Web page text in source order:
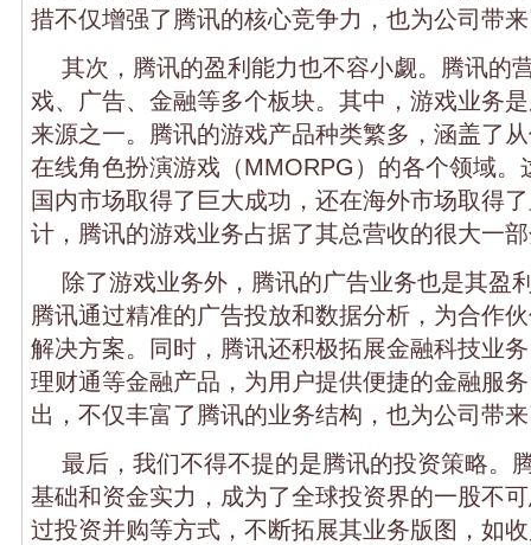
措不仅增强了腾讯的核心竞争力，也为公司带
其次，腾讯的盈利能力也不容小觑。腾讯的
戏、广告、金融等多个板块。其中，游戏业务
来源之一。腾讯的游戏产品种类繁多，涵盖了
在线角色扮演游戏（MMORPG）的各个领域。
国内市场取得了巨大成功，还在海外市场取得
计，腾讯的游戏业务占据了其总营收的很大一
除了游戏业务外，腾讯的广告业务也是其盈
腾讯通过精准的广告投放和数据分析，为合作
解决方案。同时，腾讯还积极拓展金融科技业
理财通等金融产品，为用户提供便捷的金融服
出，不仅丰富了腾讯的业务结构，也为公司带
最后，我们不得不提的是腾讯的投资策略。
基础和资金实力，成为了全球投资界的一股不
过投资并购等方式，不断拓展其业务版图，如